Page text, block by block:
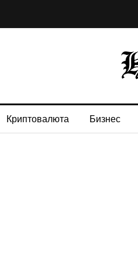
Криптовалюта Бизнес